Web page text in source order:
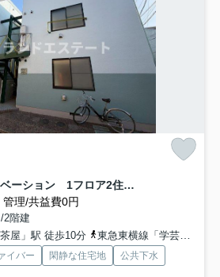
COCOL.POINT リノベーション 1フロア2住戸 3方角住戸
管理/共益費0円
2階建
屋」駅 徒歩10分
東急東横線「学芸大学」駅 徒歩21分
イバー 閑静な住宅地 公共下水